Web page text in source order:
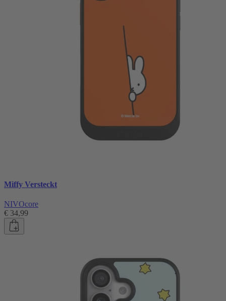
Miffy Versteckt
NIVOcore
€ 34,99